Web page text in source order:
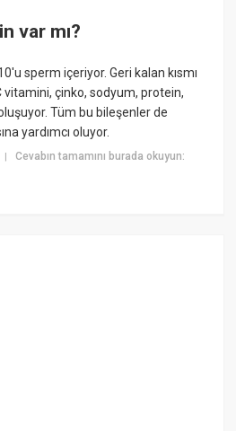
var mı?
sperm içeriyor. Geri kalan kısmı
vitamini, çinko, sodyum, protein,
Tüm bu bileşenler de
yardımcı oluyor.
|Cevabın tamamını burada okuyun: